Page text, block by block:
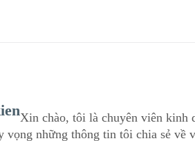
Xin chào, tôi là chuyên viên kinh
vọng những thông tin tôi chia sẻ về